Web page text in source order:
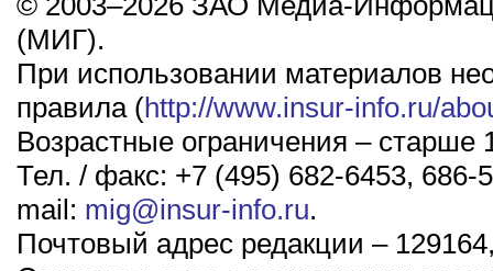
(МИГ).
При использовании материалов
правила (http://www.insur-info.ru/
Возрастные ограничения – старше
Тел. / факс: +7 (495) 682-6453, 686-
mail: mig@insur-info.ru.
Почтовый адрес редакции –